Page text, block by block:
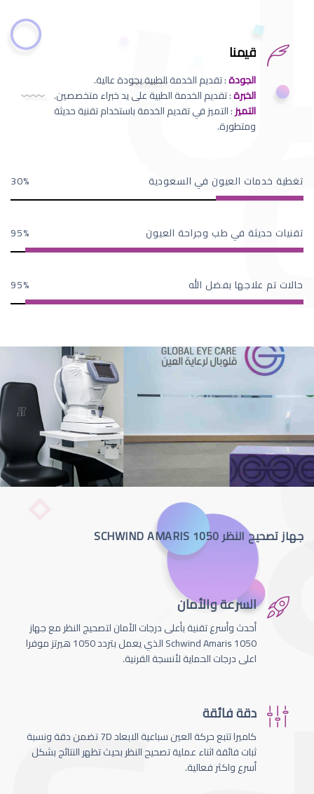
قيمنا
الجودة: تقديم الخدمة الطبية بجودة عالية.
الخبرة: تقديم الخدمة الطبية على يد خبراء متخصصين.
التميز: التميز في تقديم الخدمة باستخدام تقنية حديثة
ومتطورة.
تغطية خدمات العيون في السعودية 30
تقنيات حديثة في طب وجراحة العيون 95
حالات تم علاجها بفضل الله 95
جهاز تصحيح النظر SCHWIND AMARIS 1050
السرعة والأمان
أحدث وأسرع تقنية بأعلى درجات الأمان لتصحيج النظر مع جهاز
Schwind Amaris 1050 الذي يعمل بتردد 1050 هيرتز موفرا
اعلى درجات الحماية لأنسجة القرنية.
دقة فائقة
كاميرا تتبع حركة العين سباعية الابعاد 7D تضمن دقة ونسبة
ثبات فائقة اثناء عملية تصحيح النظر بحيث تظهر النتائج بشكل
أسرع واكثر فعالية.